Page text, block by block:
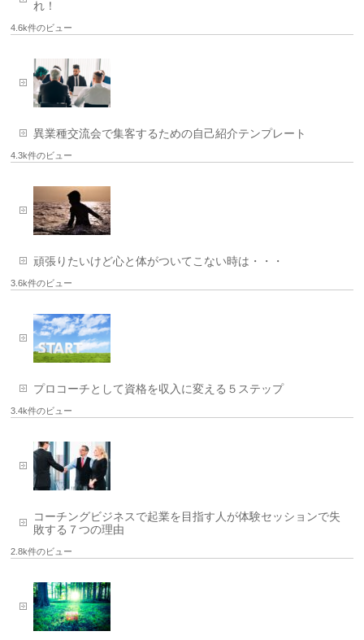
れ！
4.6k件のビュー
異業種交流会で集客するための自己紹介テンプレート
4.3k件のビュー
頑張りたいけど心と体がついてこない時は・・・
3.6k件のビュー
プロコーチとして資格を収入に変える５ステップ
3.4k件のビュー
コーチングビジネスで起業を目指す人が体験セッションで失
敗する７つの理由
2.8k件のビュー